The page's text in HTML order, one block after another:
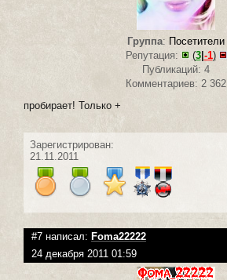
Группа: Посетители
Репутация:
(3| -1)
Публикаций: 4
Комментариев: 2 362
пробирает! Только +
Зарегистрирован:
21.11.2011
#7 написал: Foma22222
24 декабря 2011 01:59